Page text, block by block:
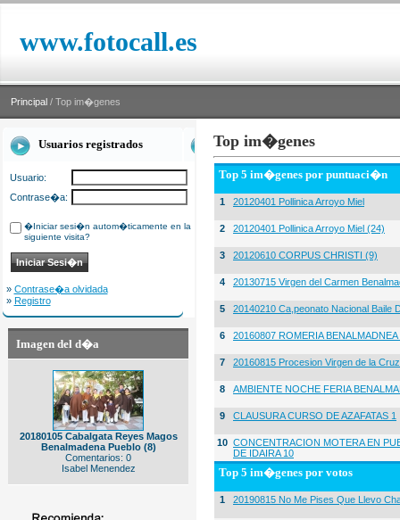
www.fotocall.es
Principal / Top im�genes
Usuarios registrados
Usuario:
Contrase�a:
�Iniciar sesi�n autom�ticamente en la
siguiente visita?
» Contrase�a olvidada
» Registro
Imagen del d�a
20180105 Cabalgata Reyes Magos
Benalmadena Pueblo (8)
Comentarios: 0
Isabel Menendez
Top im�genes
Top 5 im�genes por puntuaci�n
1 20120401 Pollinica Arroyo Miel
2 20120401 Pollinica Arroyo Miel (24)
3 20120610 CORPUS CHRISTI (9)
4 20130715 Virgen del Carmen
5 20140210 Ca,peonato Nacional Baile
6 20160807 ROMERIA
7 20160815 Procesion Virgen de la
8 AMBIENTE NOCHE FERIA
9 CLAUSURA CURSO DE AZAFATAS 1
10 CONCENTRACION MOTERA EN
DE IDAIRA 10
Top 5 im�genes por votos
1 20190815 No Me Pises Que Llevo